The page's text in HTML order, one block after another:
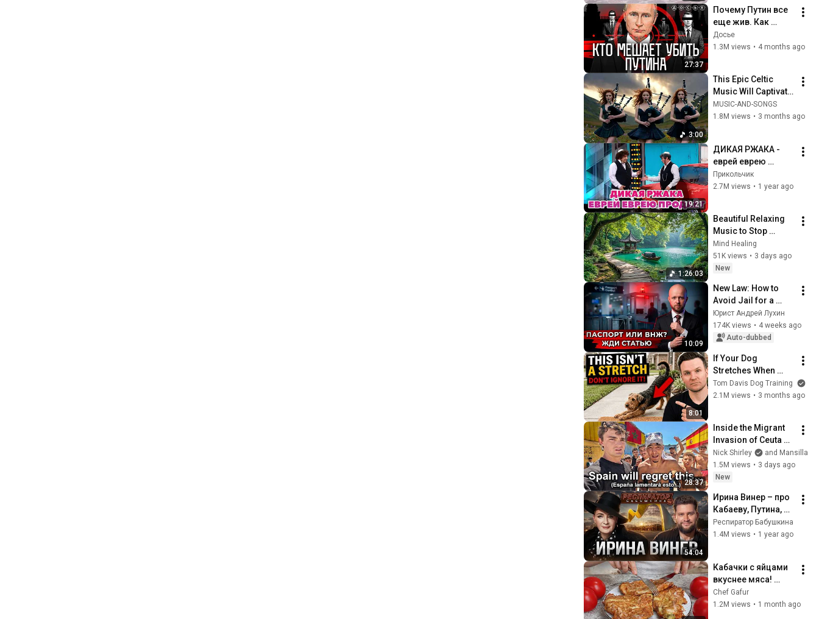
27:37
Почему Путин все
еще жив. Как
работает служба
безопасности
Центра «Досье»
Досье
1.3M views • 4 months ago
3:00
This Epic Celtic
Music Will Captivate
Your Soul | Epic
Celtic Music
MUSIC-AND-SONGS
1.8M views • 3 months ago
19:21
ДИКАЯ РЖАКА -
еврей еврею
продаёт машину
Прикольчик
2.7M views • 1 year ago
1:26:03
Beautiful Relaxing
Music to Stop
Overthinking 🌿
Nature Sounds to
Reduce Anxiety &
Mind Healing
51K views • 3 days ago
New
10:09
New Law: How to
Avoid Jail for a
Second Passport or
Residence Permit
Юрист Андрей Лухин
174K views • 4 weeks ago
Auto-dubbed
8:01
If Your Dog
Stretches When
They See You… This
Is What It Really
Tom Davis Dog Training
2.1M views • 3 months ago
28:37
Inside the Migrant
Invasion of Ceuta
Spain 🇪🇸
Nick Shirley
and Mansilla
1.5M views • 3 days ago
New
54:04
Ирина Винер – про
Кабаеву, Путина,
страх войны,
политику в спорте,
Респиратор Бабушкина
1.4M views • 1 year ago
Кабачки с яйцами
вкуснее мяса!
Мало кто знает
секрет! Бабушка
Chef Gafur
1.2M views • 1 month ago